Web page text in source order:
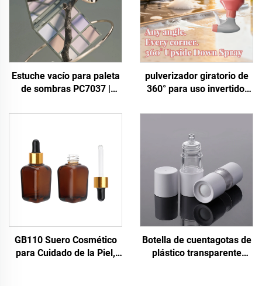
Estuche vacío para paleta
de sombras PC7037 |
mayor para paletas de
colorete y marcas
cosméticas; fabricante
OEM
pulverizador giratorio de
360° para uso invertido,
y 28/415 | Cabeza
plástica para productos
químicos, uso doméstico,
desinfección y jardinería,
fabricante OEM
GB110 Suero Cosmético
para Cuidado de la Piel,
Botella de cuentagotas de
plástico transparente